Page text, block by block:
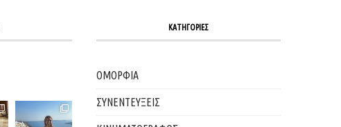
ΚΑΤΗΓΟΡΙΕΣ
ΟΜΟΡΦΙΑ
ΣΥΝΕΝΤΕΥΞΕΙΣ